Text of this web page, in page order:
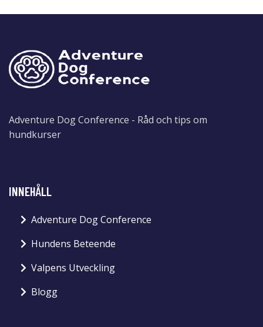
Adventure Dog Conference - Råd och tips om
hundkurser
INNEHÅLL
Adventure Dog Conference
Hundens Beteende
Valpens Utveckling
Blogg